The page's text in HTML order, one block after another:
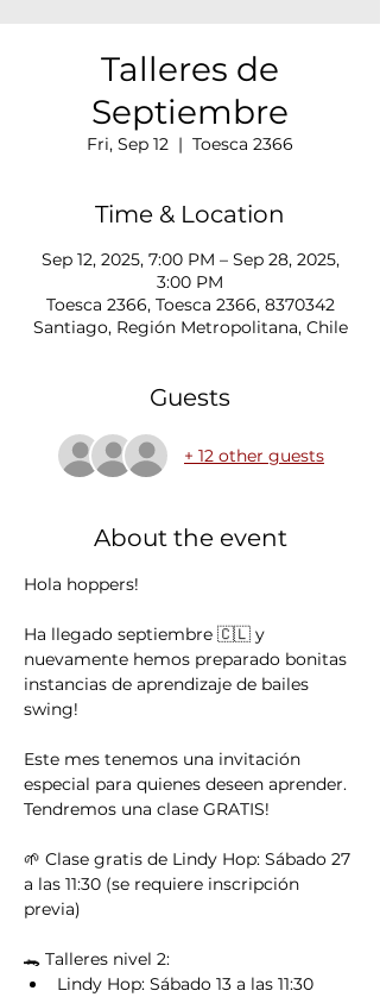
Talleres de
Septiembre
Fri, Sep 12
  |
Toesca 2366
Time & Location
Sep 12, 2025, 7:00 PM – Sep 28, 2025,
3:00 PM
Toesca 2366, Toesca 2366, 8370342
Santiago, Región Metropolitana, Chile
Guests
+ 12 other guests
About the event
Hola hoppers!
Ha llegado septiembre 🇨🇱 y
nuevamente hemos preparado bonitas
instancias de aprendizaje de bailes
swing!
Este mes tenemos una invitación
especial para quienes deseen aprender.
Tendremos una clase GRATIS!
🌱 Clase gratis de Lindy Hop: Sábado 27
a las 11:30 (se requiere inscripción
previa)
🐊 Talleres nivel 2:
Lindy Hop: Sábado 13 a las 11:30